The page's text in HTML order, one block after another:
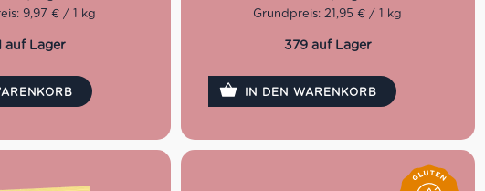
eignen sich ideal zum
zwischendurch.
9,97 € / 1 kg
auf Lager
Grundpreis: 21,95 € / 1 kg
379 auf Lager
IN DEN WARENKORB